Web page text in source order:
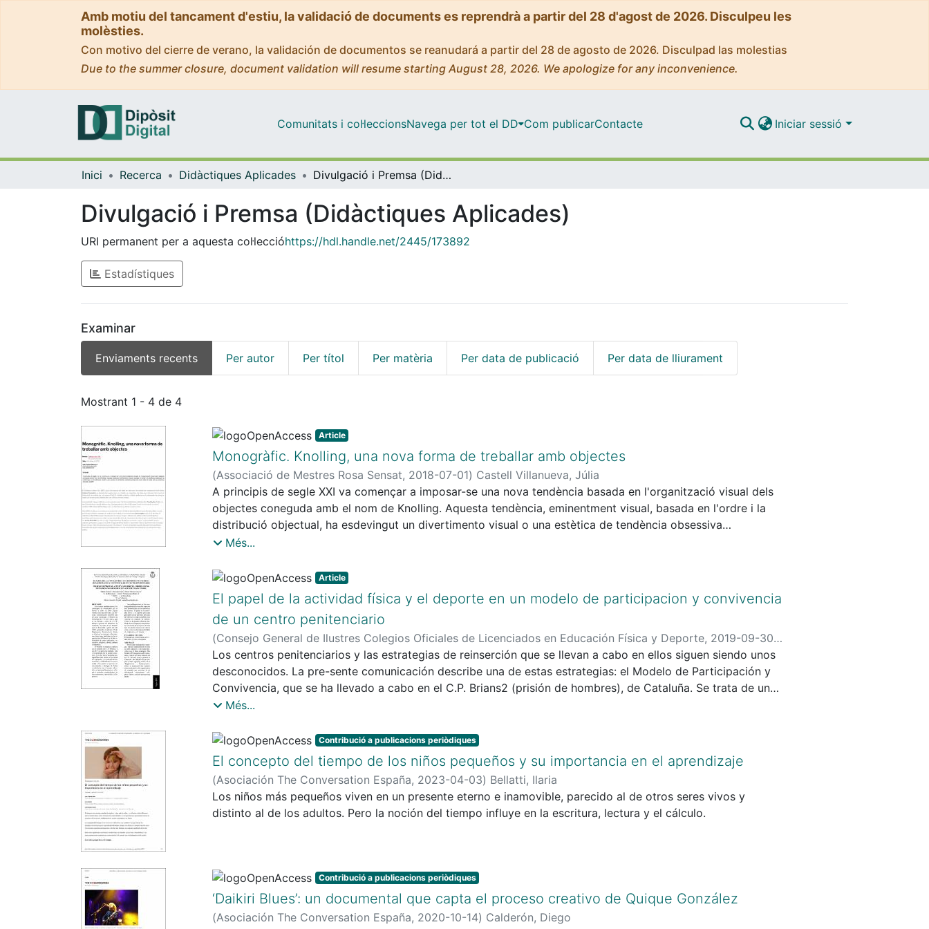
Amb motiu del tancament d'estiu, la validació de documents es reprendrà a partir del 28 d'agost de 2026. Disculpeu les
molèsties.
Con motivo del cierre de verano, la validación de documentos se reanudará a partir del 28 de agosto de 2026. Disculpad las molestias
Due to the summer closure, document validation will resume starting August 28, 2026. We apologize for any inconvenience.
Comunitats i col·leccionsNavega per tot el DD Com publicarContacte Iniciar sessió
Inici Recerca Didàctiques Aplicades Divulgació i Premsa (Didàctiques Aplicades)
Divulgació i Premsa (Didàctiques Aplicades)
URI permanent per a aquesta col·leccióhttps://hdl.handle.net/2445/173892
Estadístiques
Examinar
Enviaments recents Per autor Per títol Per matèria Per data de publicació Per data de lliurament
Enviaments recents
Mostrant 1 - 4 de 4
Article
Monogràfic. Knolling, una nova forma de treballar amb objectes
(Associació de Mestres Rosa Sensat, 2018-07-01) Castell Villanueva, Júlia
A principis de segle XXI va començar a imposar-se una nova tendència basada en l'organització visual dels
objectes coneguda amb el nom de Knolling. Aquesta tendència, eminentment visual, basada en l'ordre i la
distribució objectual, ha esdevingut un divertimento visual o una estètica de tendència obsessiva
compulsiva que està de moda pel seu potencial educatiu implícit.
Més...
Article
El papel de la actividad física y el deporte en un modelo de participacion y convivencia
de un centro penitenciario
(Consejo General de Ilustres Colegios Oficiales de Licenciados en Educación Física y Deporte, 2019-09-30)
Llorach i Segalà, Marta;Soler i Prat, Susanna;Martos-García, Daniel
Los centros penitenciarios y las estrategias de reinserción que se llevan a cabo en ellos siguen siendo unos
desconocidos. La pre-sente comunicación describe una de estas estrategias: el Modelo de Participación y
Convivencia, que se ha llevado a cabo en el C.P. Brians2 (prisión de hombres), de Cataluña. Se trata de un
Modelo que se desarrolla a partir del año 2009, aplicando el artículo 55 delReglamento Penitenciario donde
tividades de orden educativo, re-creativo, religioso, laboral, cultural y deportivo.El Modelo se empieza a
aplicar en unmódulo del C.P. Brians2, y en 2017 se unió otro módulo. Una vez aprobado por el equipo direc-
tivo, y por los tres principales pro-tagonistas (los presos, el personal de vigilancia, y el personal de tra-
tamiento), el Modelo da la oportu-nidad a los presos a expresar sus necesidades y dialogar de forma
asamblearia con el equipo educa-dor y el personal funcionario, y lle-gar a acuerdos, organizándose en tres
comisiones, una de ellas la De-portiva.Los polideportivos de los cen-tros penitenciarios son los espacios
ha podido observar me-diante la investigación etnográfica, la realización de proyectos de este tipo les
aporta una serie de valores extra, como son la responsabilidad, el compromiso y la ilusión.
Més...
Contribució a publicacions periòdiques
El concepto del tiempo de los niños pequeños y su importancia en el aprendizaje
(Asociación The Conversation España, 2023-04-03) Bellatti, Ilaria
Los niños más pequeños viven en un presente eterno e inamovible, parecido al de otros seres vivos y
distinto al de los adultos. Pero la noción del tiempo influye en la escritura, lectura y el cálculo.
Contribució a publicacions periòdiques
‘Daikiri Blues’: un documental que capta el proceso creativo de Quique González
(Asociación The Conversation España, 2020-10-14) Calderón, Diego